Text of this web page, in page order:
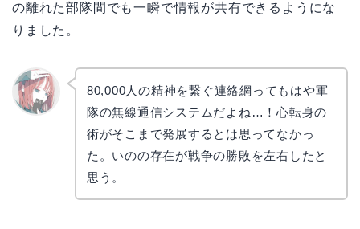
の離れた部隊間でも一瞬で情報が共有できるようにな
りました。
80,000人の精神を繋ぐ連絡網ってもはや軍
隊の無線通信システムだよね…！心転身の
術がそこまで発展するとは思ってなかっ
た。いのの存在が戦争の勝敗を左右したと
思う。